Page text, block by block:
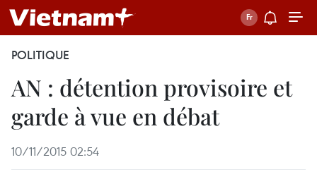
POLITIQUE
AN : détention provisoire et
garde à vue en débat
10/11/2015 02:54